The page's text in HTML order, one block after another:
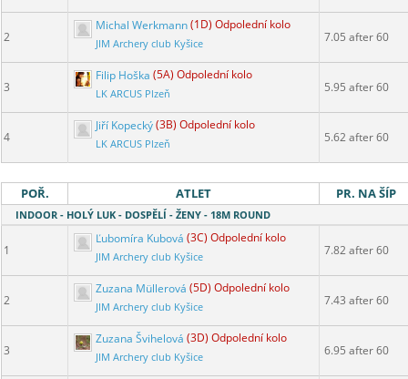
2
Michal Werkmann(1D) Odpolední kolo
JIM Archery club Kyšice 7.05 after 60
3
Filip Hoška (5A) Odpolední kolo
LK ARCUS Plzeň 5.95 after 60
4
Jiří Kopecký(3B) Odpolední kolo
LK ARCUS Plzeň 5.62 after 60
POŘ. ATLET PR. NA ŠÍP
INDOOR - HOLÝ LUK - DOSPĚLÍ - ŽENY - 18M ROUND
1
Ľubomíra Kubová (3C) Odpolední kolo
JIM Archery club Kyšice 7.82 after 60
2
Zuzana Müllerová (5D) Odpolední kolo
JIM Archery club Kyšice 7.43 after 60
3
Zuzana Švihelová (3D) Odpolední kolo
JIM Archery club Kyšice 6.95 after 60